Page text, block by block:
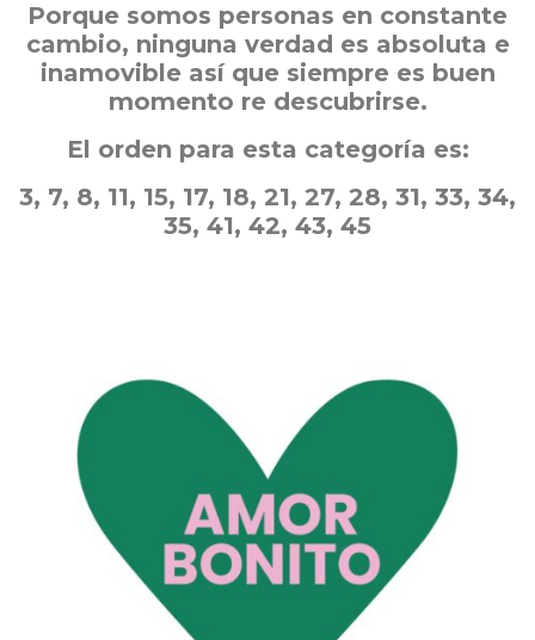
Porque somos personas en constante
cambio, ninguna verdad es absoluta e
inamovible así que siempre es buen
momento re descubrirse.
El orden para esta categoría es:
3, 7, 8, 11, 15, 17, 18, 21, 27, 28, 31, 33, 34,
35, 41, 42, 43, 45